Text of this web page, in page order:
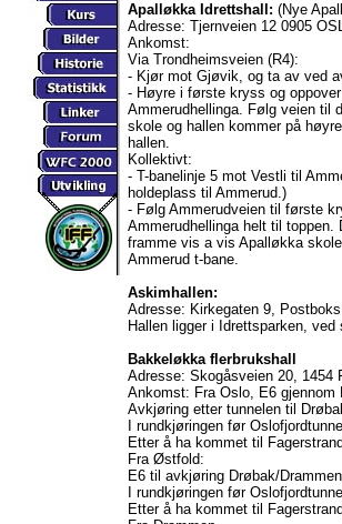
Apalløkka Idrettshall: (Nye
Adresse: Tjernveien 12 0905
Ankomst:
Via Trondheimsveien (R4):
- Kjør mot Gjøvik, og ta av ved
- Høyre i første kryss og
Ammerudhellinga. Følg veien til
skole og hallen kommer på
hallen.
Kollektivt:
- T-banelinje 5 mot Vestli til
holdeplass til Ammerud.)
- Følg Ammerudveien til første
Ammerudhellinga helt til toppen.
framme vis a vis Apalløkka
Ammerud t-bane.
Askimhallen:
Adresse: Kirkegaten 9,
Hallen ligger i Idrettsparken,
Bakkeløkka flerbrukshall
Adresse: Skogåsveien 20, 1454
Ankomst: Fra Oslo, E6 gjennom
Avkjøring etter tunnelen til
I rundkjøringen før
Etter å ha kommet til
Fra Østfold:
E6 til avkjøring Drøbak/
I rundkjøringen før
Etter å ha kommet til